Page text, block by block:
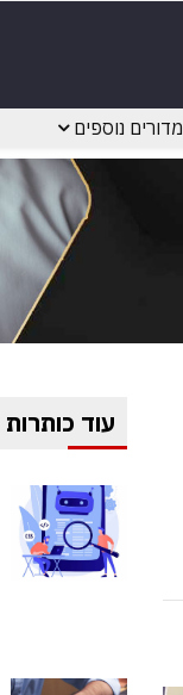
מדורים נוספים
עוד כותרות